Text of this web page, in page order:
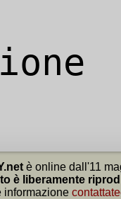
è online dall'11
è liberamente
informazione